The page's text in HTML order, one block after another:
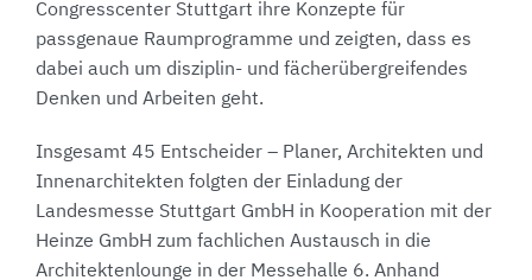
Congresscenter Stuttgart ihre Konzepte für
passgenaue Raumprogramme und zeigten, dass es
dabei auch um disziplin- und fächerübergreifendes
Denken und Arbeiten geht.
Insgesamt 45 Entscheider – Planer, Architekten und
Innenarchitekten folgten der Einladung der
Landesmesse Stuttgart GmbH in Kooperation mit der
Heinze GmbH zum fachlichen Austausch in die
Architektenlounge in der Messehalle 6. Anhand